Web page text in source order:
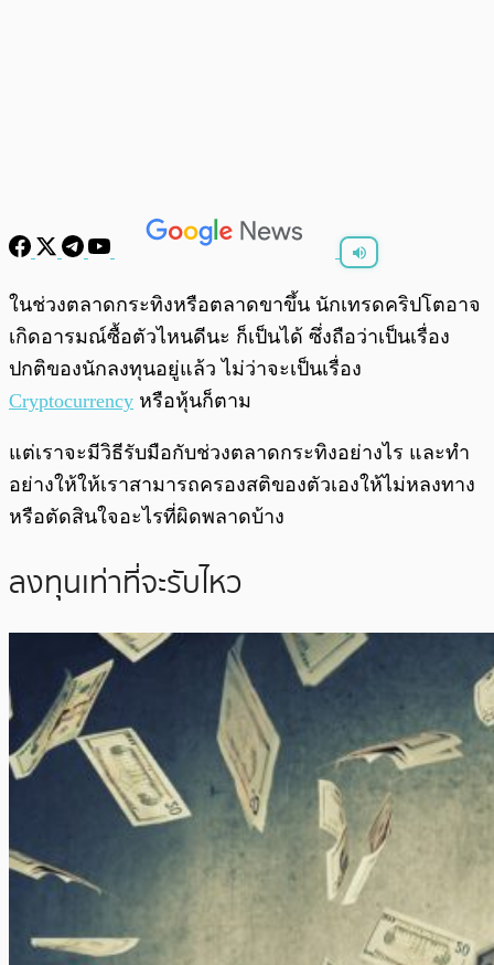
/ 0:00
ในช่วงตลาดกระทิงหรือตลาดขาขึ้น นักเทรดคริปโตอาจ
เกิดอารมณ์ซื้อตัวไหนดีนะ ก็เป็นได้ ซึ่งถือว่าเป็นเรื่อง
ปกติของนักลงทุนอยู่แล้ว ไม่ว่าจะเป็นเรื่อง
Cryptocurrency หรือหุ้นก็ตาม
แต่เราจะมีวิธีรับมือกับช่วงตลาดกระทิงอย่างไร และทำ
อย่างให้ให้เราสามารถครองสติของตัวเองให้ไม่หลงทาง
หรือตัดสินใจอะไรที่ผิดพลาดบ้าง
ลงทุนเท่าที่จะรับไหว